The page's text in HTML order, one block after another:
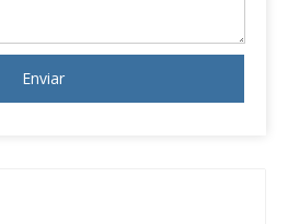
Enviar